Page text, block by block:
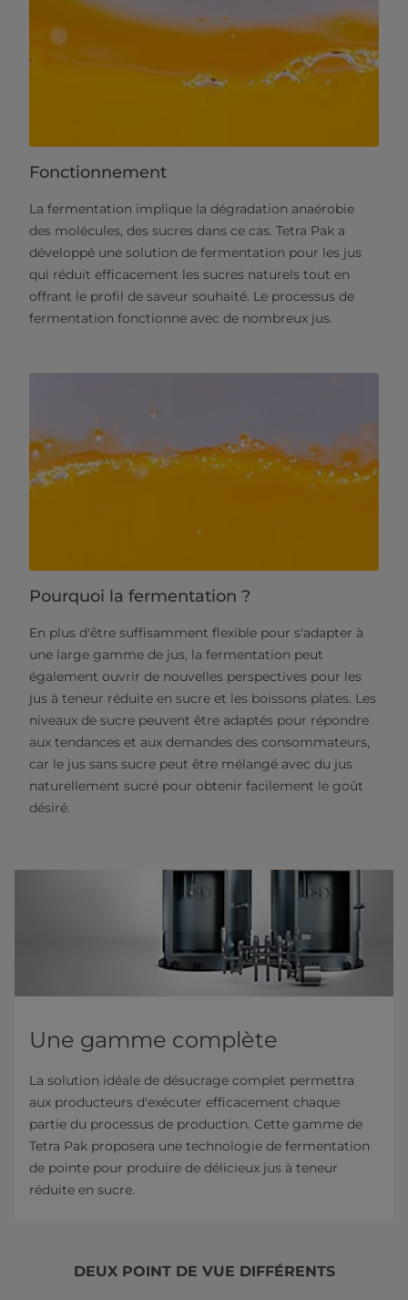
Fonctionnement
La fermentation implique la dégradation anaérobie
des molécules, des sucres dans ce cas. Tetra Pak a
développé une solution de fermentation pour les jus
qui réduit efficacement les sucres naturels tout en
offrant le profil de saveur souhaité. Le processus de
fermentation fonctionne avec de nombreux jus.
Pourquoi la fermentation ?
En plus d'être suffisamment flexible pour s'adapter à
une large gamme de jus, la fermentation peut
également ouvrir de nouvelles perspectives pour les
jus à teneur réduite en sucre et les boissons plates. Les
niveaux de sucre peuvent être adaptés pour répondre
aux tendances et aux demandes des consommateurs,
car le jus sans sucre peut être mélangé avec du jus
naturellement sucré pour obtenir facilement le goût
désiré.
Une gamme complète
La solution idéale de désucrage complet permettra
aux producteurs d'exécuter efficacement chaque
partie du processus de production. Cette gamme de
Tetra Pak proposera une technologie de fermentation
de pointe pour produire de délicieux jus à teneur
réduite en sucre.
DEUX POINT DE VUE DIFFÉRENTS